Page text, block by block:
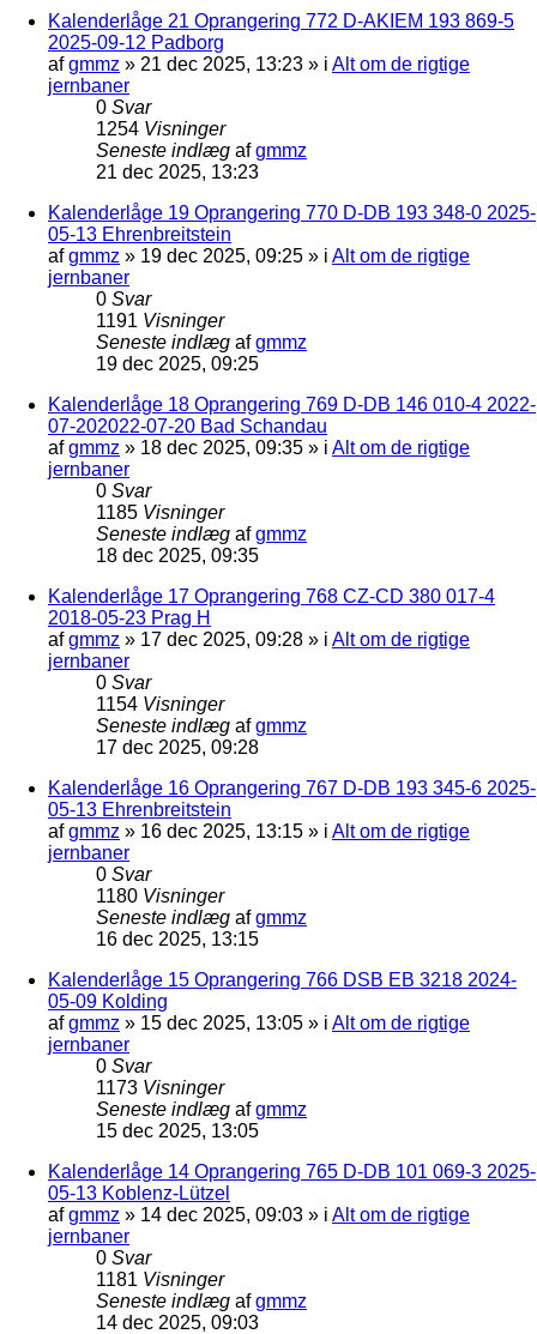
Kalenderlåge 21 Oprangering 772 D-AKIEM 193 869-5
2025-09-12 Padborg
afgmmz » 21 dec 2025, 13:23 » i Alt om de rigtige
jernbaner
0 Svar
1254 Visninger
Seneste indlæg afgmmz
21 dec 2025, 13:23
Kalenderlåge 19 Oprangering 770 D-DB 193 348-0 2025-
05-13 Ehrenbreitstein
afgmmz » 19 dec 2025, 09:25 » i Alt om de rigtige
jernbaner
0 Svar
1191 Visninger
Seneste indlæg afgmmz
19 dec 2025, 09:25
Kalenderlåge 18 Oprangering 769 D-DB 146 010-4 2022-
07-202022-07-20 Bad Schandau
afgmmz » 18 dec 2025, 09:35 » i Alt om de rigtige
jernbaner
0 Svar
1185 Visninger
Seneste indlæg afgmmz
18 dec 2025, 09:35
Kalenderlåge 17 Oprangering 768 CZ-CD 380 017-4
2018-05-23 Prag H
afgmmz » 17 dec 2025, 09:28 » i Alt om de rigtige
jernbaner
0 Svar
1154 Visninger
Seneste indlæg afgmmz
17 dec 2025, 09:28
Kalenderlåge 16 Oprangering 767 D-DB 193 345-6 2025-
05-13 Ehrenbreitstein
afgmmz » 16 dec 2025, 13:15 » i Alt om de rigtige
jernbaner
0 Svar
1180 Visninger
Seneste indlæg afgmmz
16 dec 2025, 13:15
Kalenderlåge 15 Oprangering 766 DSB EB 3218 2024-
05-09 Kolding
afgmmz » 15 dec 2025, 13:05 » i Alt om de rigtige
jernbaner
0 Svar
1173 Visninger
Seneste indlæg afgmmz
15 dec 2025, 13:05
Kalenderlåge 14 Oprangering 765 D-DB 101 069-3 2025-
05-13 Koblenz-Lützel
afgmmz » 14 dec 2025, 09:03 » i Alt om de rigtige
jernbaner
0 Svar
1181 Visninger
Seneste indlæg afgmmz
14 dec 2025, 09:03